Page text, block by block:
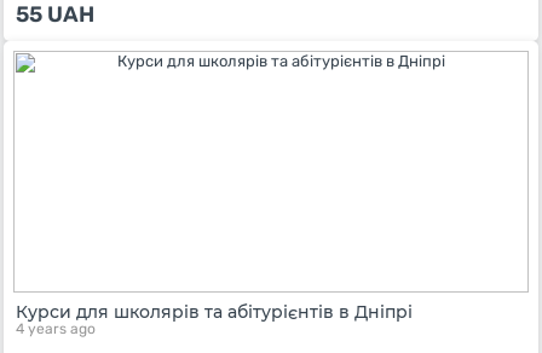
55 UAH
Курси для школярів та абітурієнтів в Дніпрі
4 years ago